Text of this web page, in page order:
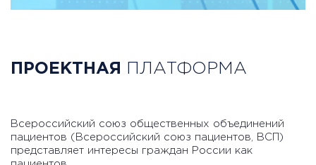
ПРОЕКТНАЯ ПЛАТФОРМА
Всероссийский союз общественных объединений
пациентов (Всероссийский союз пациентов, ВСП)
представляет интересы граждан России как